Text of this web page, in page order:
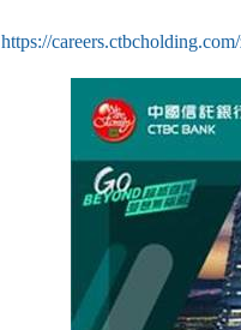
https://